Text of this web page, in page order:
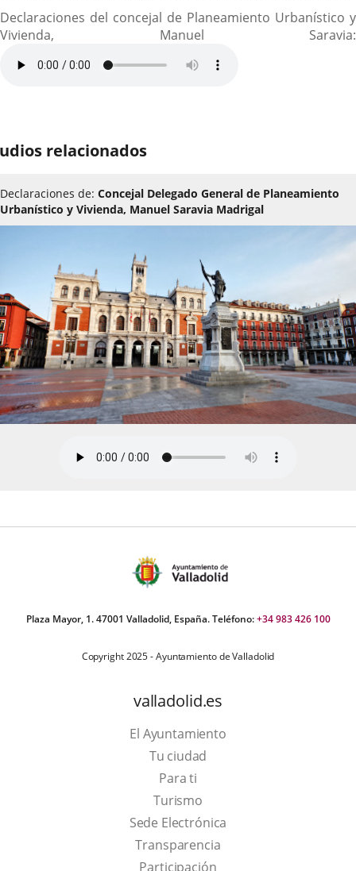
Declaraciones del concejal de Planeamiento Urbanístico y
Vivienda, Manuel Saravia:
relacionados
Declaraciones de: Concejal Delegado General de Planeamiento
Urbanístico y Vivienda, Manuel Saravia Madrigal
Plaza Mayor, 1. 47001 Valladolid, España. Teléfono:+34 983 426 100
Copyright 2025 - Ayuntamiento de Valladolid
valladolid.es
El Ayuntamiento
Tu ciudad
Para ti
TurismoThis
link
will
open
Sede Electrónica
Transparencia
Participación